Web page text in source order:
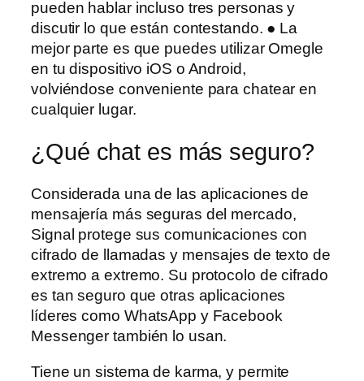
pueden hablar incluso tres personas y
discutir lo que están contestando. ● La
mejor parte es que puedes utilizar Omegle
en tu dispositivo iOS o Android,
volviéndose conveniente para chatear en
cualquier lugar.
¿Qué chat es más seguro?
Considerada una de las aplicaciones de
mensajería más seguras del mercado,
Signal protege sus comunicaciones con
cifrado de llamadas y mensajes de texto de
extremo a extremo. Su protocolo de cifrado
es tan seguro que otras aplicaciones
líderes como WhatsApp y Facebook
Messenger también lo usan.
Tiene un sistema de karma, y permite